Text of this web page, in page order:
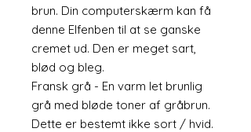
brun. Din computerskærm kan få
denne Elfenben til at se ganske
cremet ud. Den er meget sart,
blød og bleg.
Fransk grå - En varm let brunlig
grå med bløde toner af gråbrun.
Dette er bestemt ikke sort / hvid.